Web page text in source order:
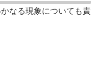
なる現象についても責